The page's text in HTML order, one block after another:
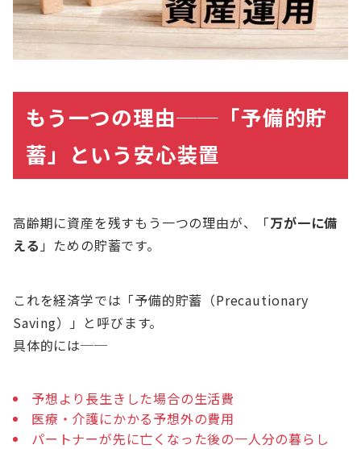
もう一つの理由──「予備的貯
蓄」という安心装置
高齢期に資産を残すもう一つの理由が、「万が一に備
える 」ための貯蓄です。
これを経済学では「予備的貯蓄（Precautionary
Saving）」と呼びます。
具体的には──
予想より長生きした場合の生活費
医療・介護にかかる予想外の費用
パートナーが先に亡くなった後の一人分の暮らし